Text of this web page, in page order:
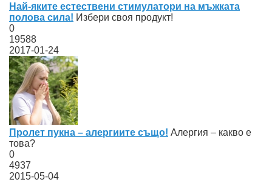
Най-яките естествени стимулатори на мъжката
полова сила! Избери своя продукт!
0
19588
2017-01-24
Пролет пукна – алергиите също! Алергия – какво е
това?
0
4937
2015-05-04